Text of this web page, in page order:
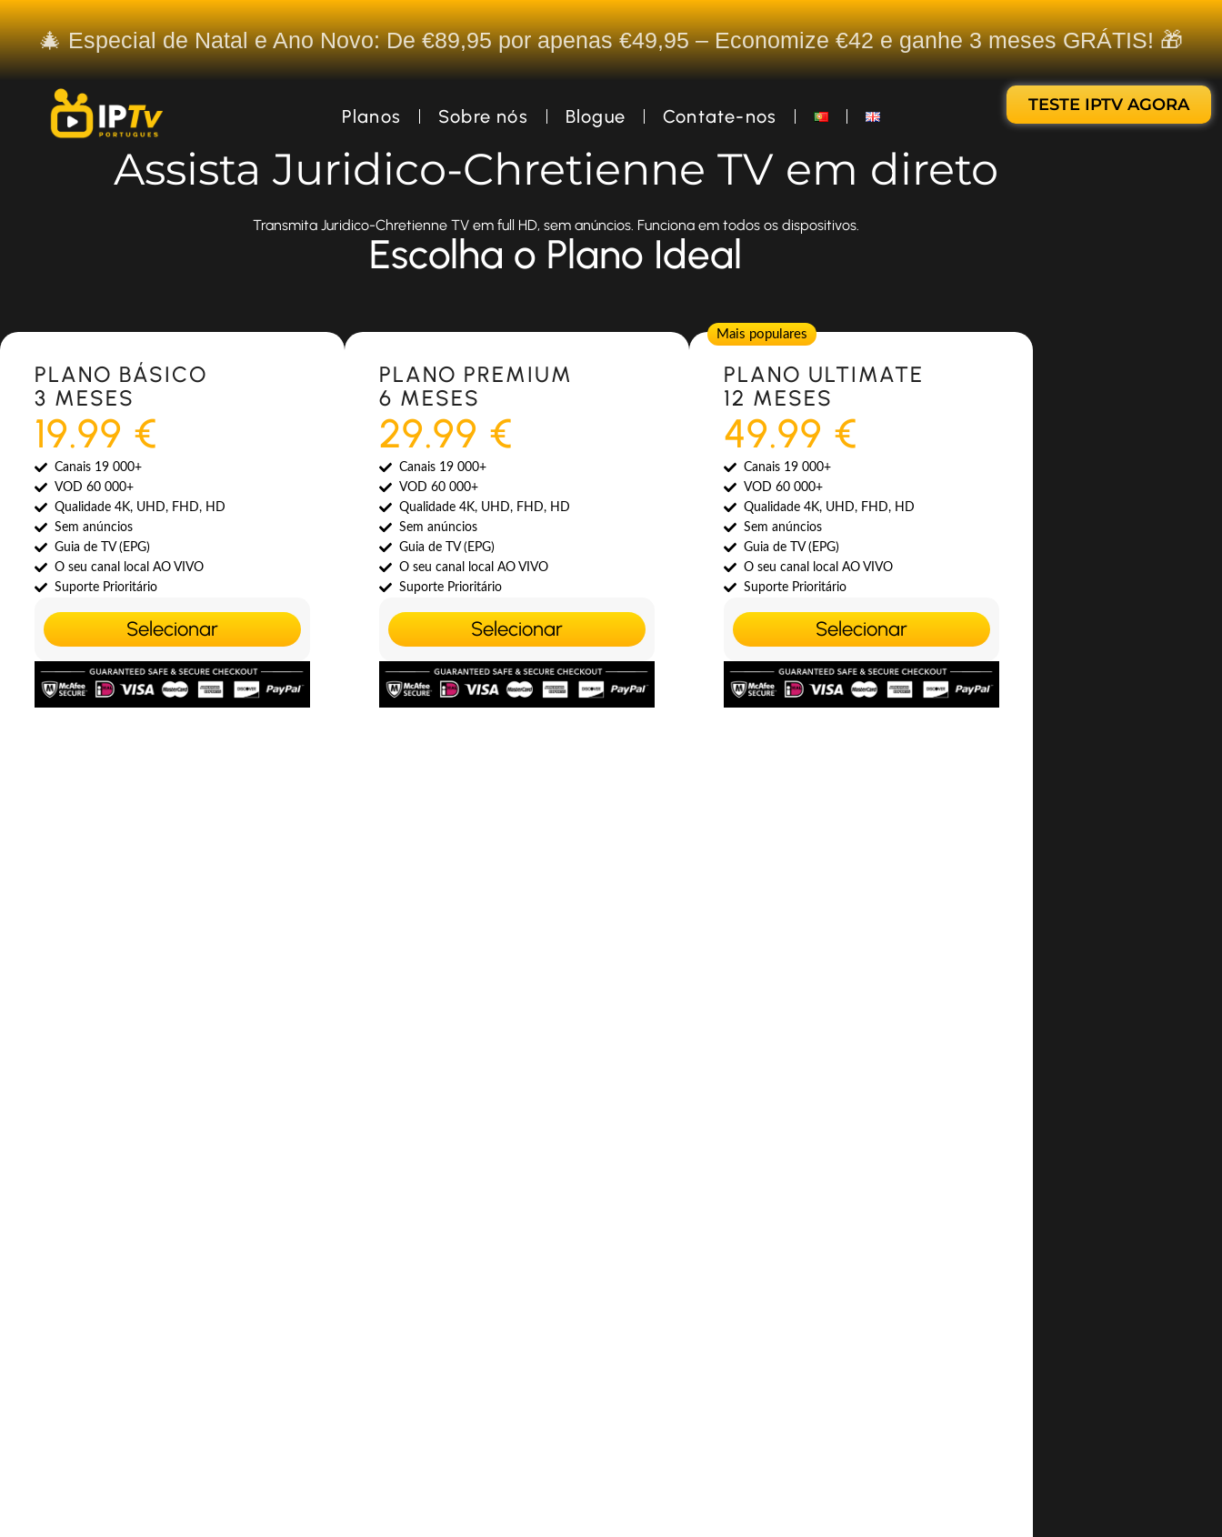
🎄 Especial de Natal e Ano Novo: De €89,95 por apenas €49,95 – Economize €42 e ganhe 3 meses GRÁTIS! 🎁
Planos Sobre nós Blogue Contate-nos
TESTE IPTV AGORA
Assista Juridico-Chretienne TV em direto
Transmita Juridico-Chretienne TV em full HD, sem anúncios. Funciona em todos os dispositivos.
Escolha o Plano Ideal
Most Popular
PLANO BÁSICO
3 MESES
19.99 €
Canais 19 000+
VOD 60 000+
Qualidade 4K, UHD, FHD, HD
Sem anúncios
Guia de TV (EPG)
O seu canal local AO VIVO
Suporte Prioritário
Selecionar
Most Popular
PLANO PREMIUM
6 MESES
29.99 €
Canais 19 000+
VOD 60 000+
Qualidade 4K, UHD, FHD, HD
Sem anúncios
Guia de TV (EPG)
O seu canal local AO VIVO
Suporte Prioritário
Selecionar
Mais populares
PLANO ULTIMATE
12 MESES
49.99 €
Canais 19 000+
VOD 60 000+
Qualidade 4K, UHD, FHD, HD
Sem anúncios
Guia de TV (EPG)
O seu canal local AO VIVO
Suporte Prioritário
Selecionar